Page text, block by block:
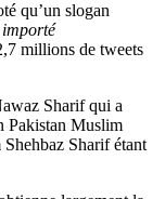
qu’un slogan
importé
millions de tweets
Sharif qui a
Pakistan Muslim
Sharif étant